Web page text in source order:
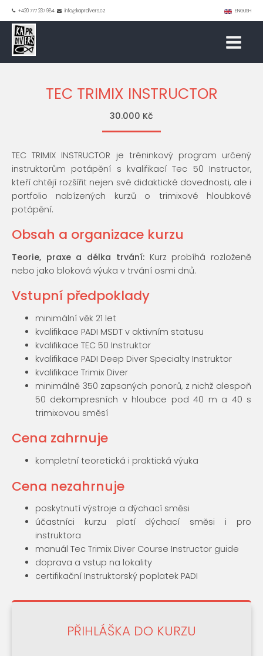
+420 777 237 984 info@kaprdivers.cz ENGLISH
TEC TRIMIX INSTRUCTOR
30.000 Kč
TEC TRIMIX INSTRUCTOR je tréninkový program určený
instruktorům potápění s kvalifikací Tec 50 Instructor,
kteří chtějí rozšířit nejen své didaktické dovednosti, ale i
portfolio nabízených kurzů o trimixové hloubkové
potápění.
Obsah a organizace kurzu
Teorie, praxe a délka trvání:Kurz probíhá rozloženě
nebo jako bloková výuka v trvání osmi dnů.
Vstupní předpoklady
minimální věk 21 let
kvalifikace PADI MSDT v aktivním statusu
kvalifikace TEC 50 Instruktor
kvalifikace PADI Deep Diver Specialty Instruktor
kvalifikace Trimix Diver
minimálně 350 zapsaných ponorů, z nichž alespoň
50 dekompresních v hloubce pod 40 m a 40 s
trimixovou směsí
Cena zahrnuje
kompletní teoretická i praktická výuka
Cena nezahrnuje
poskytnutí výstroje a dýchací směsi
účastníci kurzu platí dýchací směsi i pro
instruktora
manuál Tec Trimix Diver Course Instructor guide
doprava a vstup na lokality
certifikační Instruktorský poplatek PADI
PŘIHLÁŠKA DO KURZU